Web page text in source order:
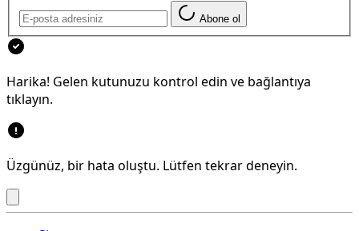
Abone ol
Harika! Gelen kutunuzu kontrol edin ve bağlantıya
tıklayın.
Üzgünüz, bir hata oluştu. Lütfen tekrar deneyin.